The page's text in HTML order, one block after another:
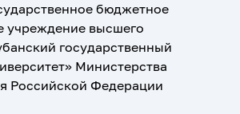
бюджетное
учреждение высшего
государственный
Министерства
Российской Федерации